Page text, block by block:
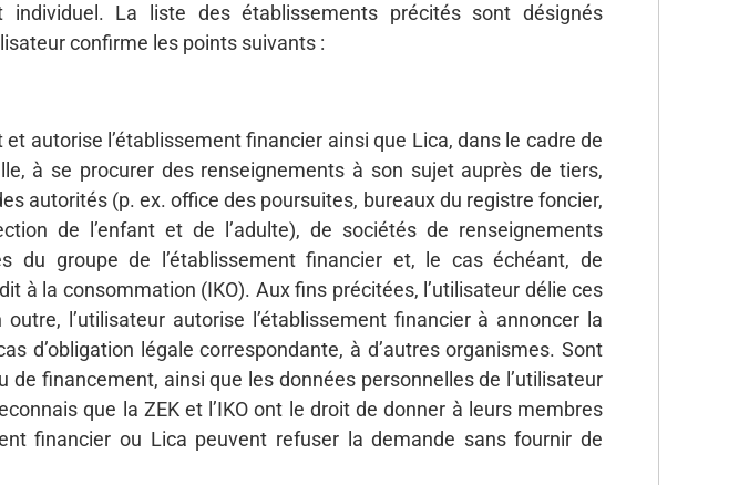
La liste des établissements précités sont désignés
confirme les points suivants :
autorise l’établissement financier ainsi que Lica, dans le cadre de
à se procurer des renseignements à son sujet auprès de tiers,
autorités (p. ex. office des poursuites, bureaux du registre foncier,
de l’enfant et de l’adulte), de sociétés de renseignements
du groupe de l’établissement financier et, le cas échéant, de
à la consommation (IKO). Aux fins précitées, l’utilisateur délie ces
l’utilisateur autorise l’établissement financier à annoncer la
d’obligation légale correspondante, à d’autres organismes. Sont
financement, ainsi que les données personnelles de l’utilisateur
que la ZEK et l’IKO ont le droit de donner à leurs membres
financier ou Lica peuvent refuser la demande sans fournir de